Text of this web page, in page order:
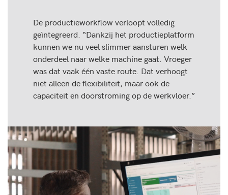
De productieworkflow verloopt volledig
geïntegreerd. “Dankzij het productieplatform
kunnen we nu veel slimmer aansturen welk
onderdeel naar welke machine gaat. Vroeger
was dat vaak één vaste route. Dat verhoogt
niet alleen de flexibiliteit, maar ook de
capaciteit en doorstroming op de werkvloer.”